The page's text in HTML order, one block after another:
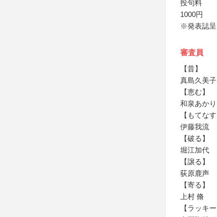
投句料
1000円
※発表誌呈
審査員
【昔】
真島久美子
【恵む】
和泉あかり
【もてな
伊藤我流
【破る】
堀江加代
【譲る】
荻原鹿声
【寄る】
上村 脩
【ラッキ